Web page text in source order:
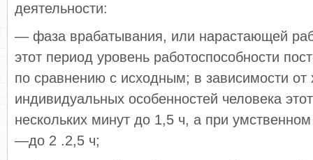
деятельности:
— фаза врабатывания, или нарастающей
этот период уровень работоспособности
по срав­нению с исходным; в зависимости от
индивидуальных особенностей человека
нескольких минут до 1,5 ч, а при
—до 2 .2,5 ч;